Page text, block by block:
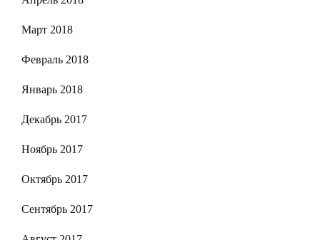
Март 2018
Февраль 2018
Январь 2018
Декабрь 2017
Ноябрь 2017
Октябрь 2017
Сентябрь 2017